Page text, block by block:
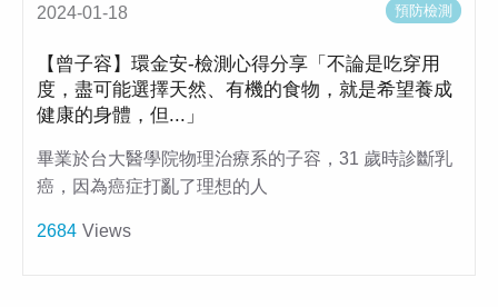
2024-01-18 預防檢測
【曾子容】環金安-檢測心得分享「不論是吃穿用
度，盡可能選擇天然、有機的食物，就是希望養成
健康的身體，但...」
畢業於台大醫學院物理治療系的子容，31 歲時診斷乳
癌，因為癌症打亂了理想的人
2684 Views